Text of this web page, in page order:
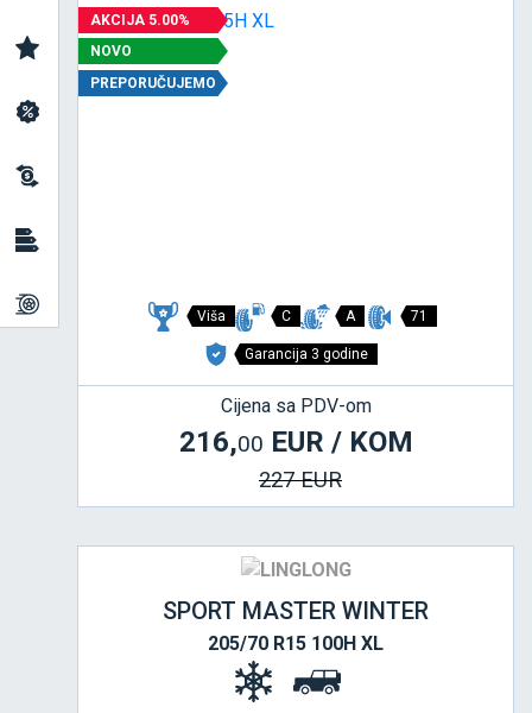
AKCIJA 5.00%
NOVO
PREPORUČUJEMO
Viša C A 71
Garancija 3 godine
Cijena sa PDV-om
216,00 EUR / KOM
227 EUR
SPORT MASTER WINTER
205/70 R15 100H XL